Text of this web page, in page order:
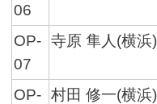
06
OP-
07
寺原 隼人(横浜)
OP- 村田 修一(横浜)